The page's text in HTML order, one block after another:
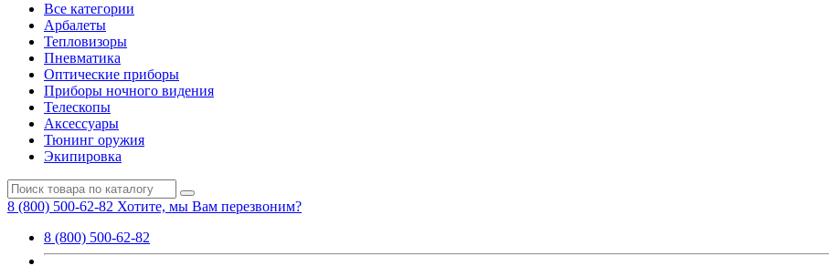
Все категории
Арбалеты
Тепловизоры
Пневматика
Оптические приборы
Приборы ночного видения
Телескопы
Аксессуары
Тюнинг оружия
Экипировка
8 (800) 500-62-82 Хотите, мы Вам перезвоним?
8 (800) 500-62-82